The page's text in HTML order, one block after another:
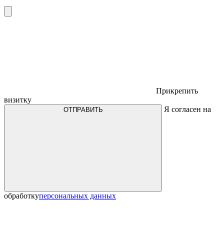
Прикрепить
визитку
ОТПРАВИТЬ Я согласен на
обработкуперсональных данных